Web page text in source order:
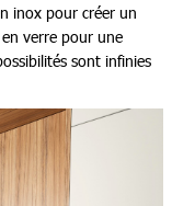
inox pour créer un
verre pour une
sont infinies